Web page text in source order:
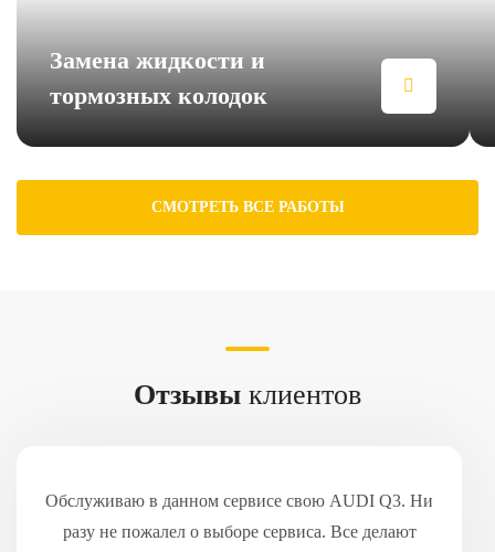
Замена жидкости и
тормозных колодок
СМОТРЕТЬ ВСЕ РАБОТЫ
Отзывы клиентов
Обслуживаю в данном сервисе свою AUDI Q3. Ни
разу не пожалел о выборе сервиса. Все делают